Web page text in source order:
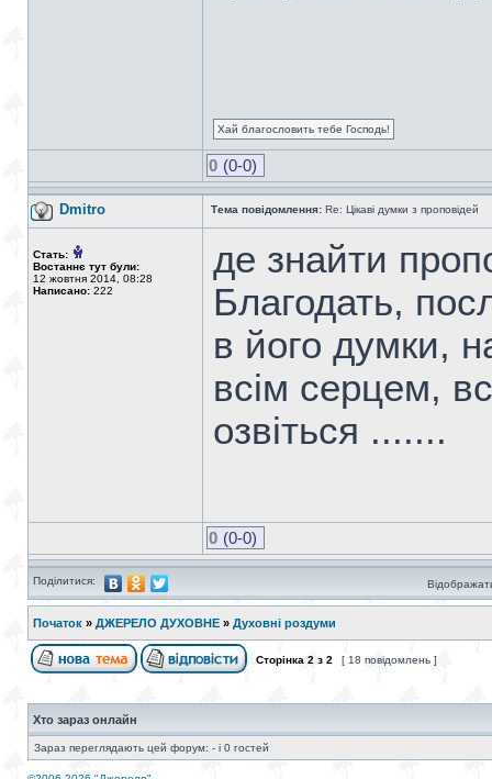
Хай благословить тебе Господь!
0 (0-0)
Dmitro Тема повідомлення: Re: Цікаві думки з проповідей
Стать:
Востаннє тут були:
12 жовтня 2014, 08:28
Написано: 222
де знайти
Благодать,
в його думки,
всім серцем,
озвіться .......
0 (0-0)
Поділитися:
Початок » ДЖЕРЕЛО ДУХОВНЕ » Духовні роздуми
Сторінка 2 з 2 [ 18 повідомлень ]
Хто зараз онлайн
Зараз переглядають цей форум: - і 0 гостей